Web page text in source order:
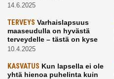
14.6.2025
TERVEYS Varhaislapsuus
maaseudulla on hyvästä
terveydelle – tästä on kyse
10.4.2025
KASVATUS Kun lapsella ei ole
yhtä hienoa puhelinta kuin